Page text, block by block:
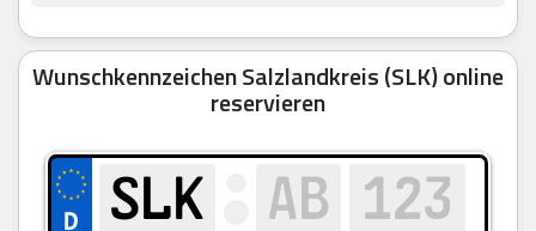
Wunschkennzeichen Salzlandkreis (SLK) online
reservieren